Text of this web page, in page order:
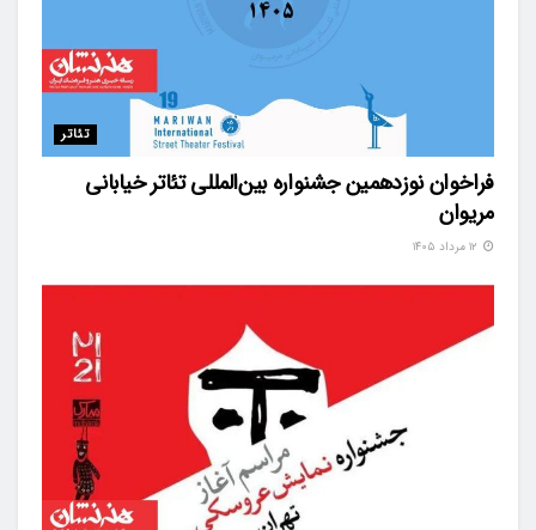
تئاتر
فراخوان نوزدهمین جشنواره بین‌المللی تئاتر خیابانی
مریوان